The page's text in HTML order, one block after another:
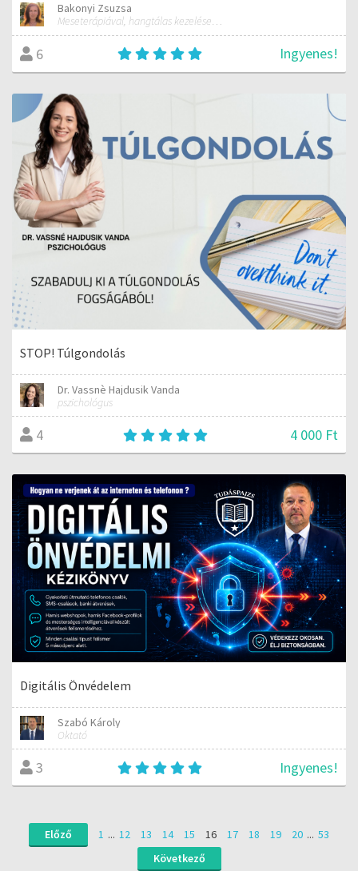
Bakonyi Zsuzsa
Meseterápiával, hangtálas kezelésekkel, meditációvezetéssel, és erdőfürdő vezetéssel foglalkozom. Igyekszem harmonikusan ötvözni ezt a tudást, hogy a lélek számára táplálék lehessen.
6 Ingyenes!
STOP! Túlgondolás
Dr. Vassnè Hajdusik Vanda
pszichológus
4 4 000 Ft
Digitális Önvédelem
Szabó Károly
Oktató
3 Ingyenes!
Előző 1 ... 12 13 14 15 16 17 18 19 20 ... 53
Következő